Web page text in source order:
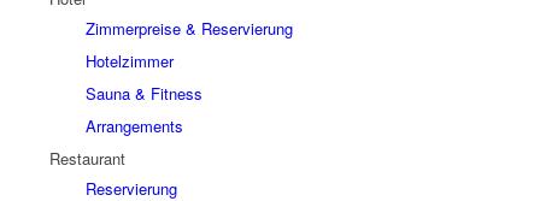
Zimmerpreise & Reservierung
Hotelzimmer
Sauna & Fitness
Arrangements
Restaurant
Reservierung